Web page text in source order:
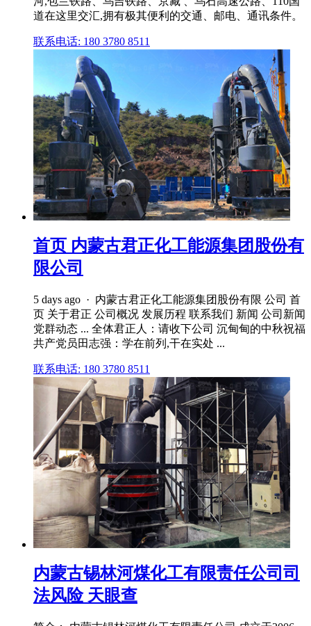
道在这里交汇,拥有极其便利的交通、邮电、通讯条件。
联系电话: 180 3780 8511
首页 内蒙古君正化工能源集团股份有
限公司
5 days ago · 内蒙古君正化工能源集团股份有限 公司 首
页 关于君正 公司概况 发展历程 联系我们 新闻 公司新闻
党群动态 ... 全体君正人：请收下公司 沉甸甸的中秋祝福
共产党员田志强：学在前列,干在实处 ...
联系电话: 180 3780 8511
内蒙古锡林河煤化工有限责任公司司
法风险 天眼查